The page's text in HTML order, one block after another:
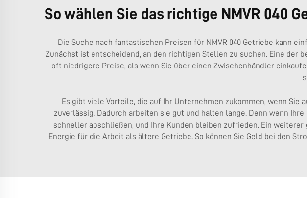
So wählen Sie das richtige NMVR 040
Die Suche nach fantastischen Preisen für NMVR 040 Getriebe kann
Zunächst ist entscheidend, an den richtigen Stellen zu suchen. Eine der
oft niedrigere Preise, als wenn Sie über einen Zwischenhändler
Es gibt viele Vorteile, die auf Ihr Unternehmen zukommen, wenn Sie
zuverlässig. Dadurch arbeiten sie gut und halten lange. Denn wenn
schneller abschließen, und Ihre Kunden bleiben zufrieden. Ein
Energie für die Arbeit als ältere Getriebe. So können Sie Geld bei den